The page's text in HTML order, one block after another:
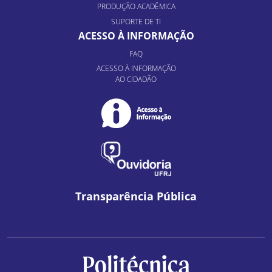
PRODUÇÃO ACADÊMICA
SUPORTE DE TI
ACESSO À INFORMAÇÃO
FAQ
ACESSO À INFORMAÇÃO
AO CIDADÃO
Transparência Pública